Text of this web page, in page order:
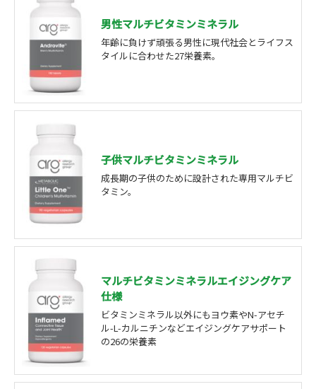
男性マルチビタミンミネラル
年齢に負けず頑張る男性に現代社会とライフス
タイルに合わせた27栄養素。
子供マルチビタミンミネラル
成長期の子供のために設計された専用マルチビ
タミン。
マルチビタミンミネラルエイジングケア
仕様
ビタミンミネラル以外にもヨウ素やN-アセチ
ル-L-カルニチンなどエイジングケアサポート
の26の栄養素